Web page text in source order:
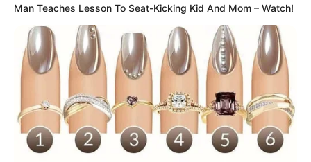
Langka Banget! 10 Pose Lucu
Katak yang Bikin Ketawa
Man Teaches Lesson To Seat-Kicking Kid And Mom – Watch!